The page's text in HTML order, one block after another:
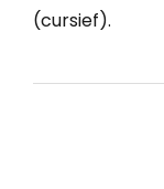
(cursief).